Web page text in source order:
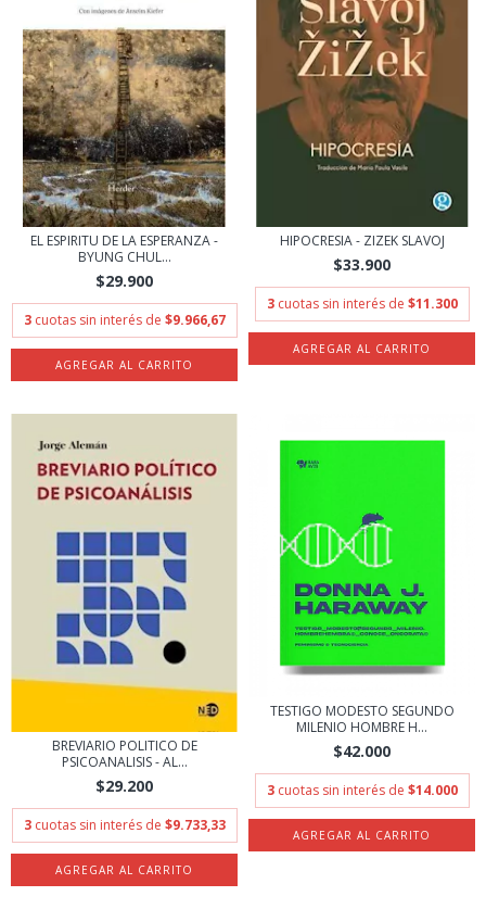
EL ESPIRITU DE LA ESPERANZA -
BYUNG CHUL...
$29.900
3 cuotas sin interés de $9.966,67
HIPOCRESIA - ZIZEK SLAVOJ
$33.900
3 cuotas sin interés de $11.300
BREVIARIO POLITICO DE
PSICOANALISIS - AL...
$29.200
3 cuotas sin interés de $9.733,33
TESTIGO MODESTO SEGUNDO
MILENIO HOMBRE H...
$42.000
3 cuotas sin interés de $14.000